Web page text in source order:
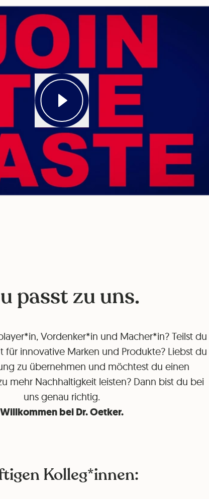
passt zu uns.
Vordenker*in und Macher*in? Teilst du
für innovative Marken und Produkte? Liebst du
zu übernehmen und möchtest du einen
mehr Nachhaltigkeit leisten? Dann bist du bei
uns genau richtig.
Willkommen bei Dr. Oetker.
Kolleg*innen: